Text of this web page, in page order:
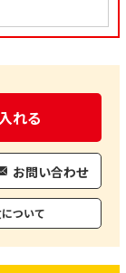
れる
お問い合わせ
ついて